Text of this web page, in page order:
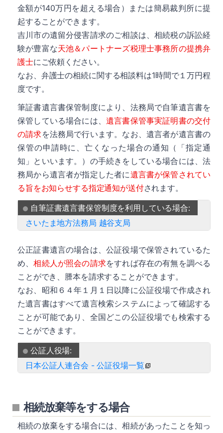
金額が140万円を超える場合）または簡易裁判所に提
起することができます。
吉川市の遺留分侵害請求のご相談は、相続税の訴訟経
験が豊富な天池＆パートナーズ税理士事務所の提携弁
護士にご依頼ください。
なお、弁護士の相続に関する相談料は1時間で１万円程
度です。
筆証書遺言書保管制度により、法務局で自筆遺言書を
保管している場合には、 遺言書保管事実証明書の交付
の請求を法務局で行います。なお、遺言者が遺言書の
保管の申請時に、亡くなった場合の通知（「指定通
知」といいます。）の手続きをしている場合には、法
務局から遺言者が指定した者に遺言書が保管されてい
る旨をお知らせする指定通知が送付されます。
自筆証書遺言書保管制度を利用している場合:
さいたま地方法務局 越谷支局
公正証書遺言の場合は、公証役場で保管されているた
め、相続人が照会の請求をすれば存在の有無を調べる
ことができ、謄本を請求することができます。
なお、昭和６４年１月１日以降に公証役場で作成され
た遺言書はすべて遺言検索システムによって確認する
ことが可能であり、全国どこの公証役場でも検索する
ことができます。
公証人役場:
日本公証人連合会 - 公証役場一覧
相続放棄等をする場合
相続の放棄をする場合には、相続があったことを知っ
詳細
詳細